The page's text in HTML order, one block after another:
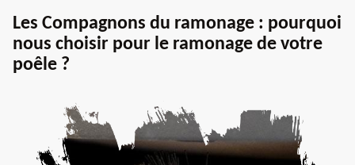
Les Compagnons du ramonage : pourquoi
nous choisir pour le ramonage de votre
poêle ?